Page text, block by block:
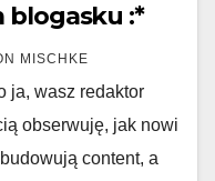
blogasku :*
MISCHKE
ja, wasz redaktor
obserwuję, jak nowi
content, a